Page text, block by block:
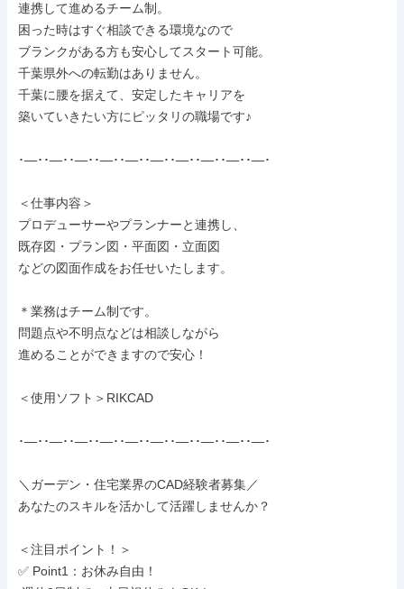
連携して進めるチーム制。
困った時はすぐ相談できる環境なので
ブランクがある方も安心してスタート可能。
千葉県外への転勤はありません。
千葉に腰を据えて、安定したキャリアを
築いていきたい方にピッタリの職場です♪
･―･･―･･―･･―･･―･･―･･―･･―･･―･･―･
＜仕事内容＞
プロデューサーやプランナーと連携し、
既存図・プラン図・平面図・立面図
などの図面作成をお任せいたします。
＊業務はチーム制です。
問題点や不明点などは相談しながら
進めることができますので安心！
＜使用ソフト＞RIKCAD
･―･･―･･―･･―･･―･･―･･―･･―･･―･･―･
＼ガーデン・住宅業界のCAD経験者募集／
あなたのスキルを活かして活躍しませんか？
＜注目ポイント！＞
✅ Point1：お休み自由！